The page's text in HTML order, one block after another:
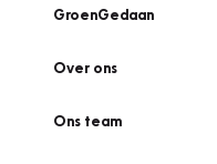
GroenGedaan
Over ons
Ons team